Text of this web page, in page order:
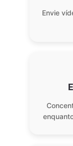
Envie